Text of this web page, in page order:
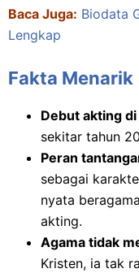
Baca Juga: Biodata
Lengkap
Fakta Menarik
Debut akting
sekitar tahun
Peran
sebagai
nyata
akting.
Agama tidak
Kristen, ia tak